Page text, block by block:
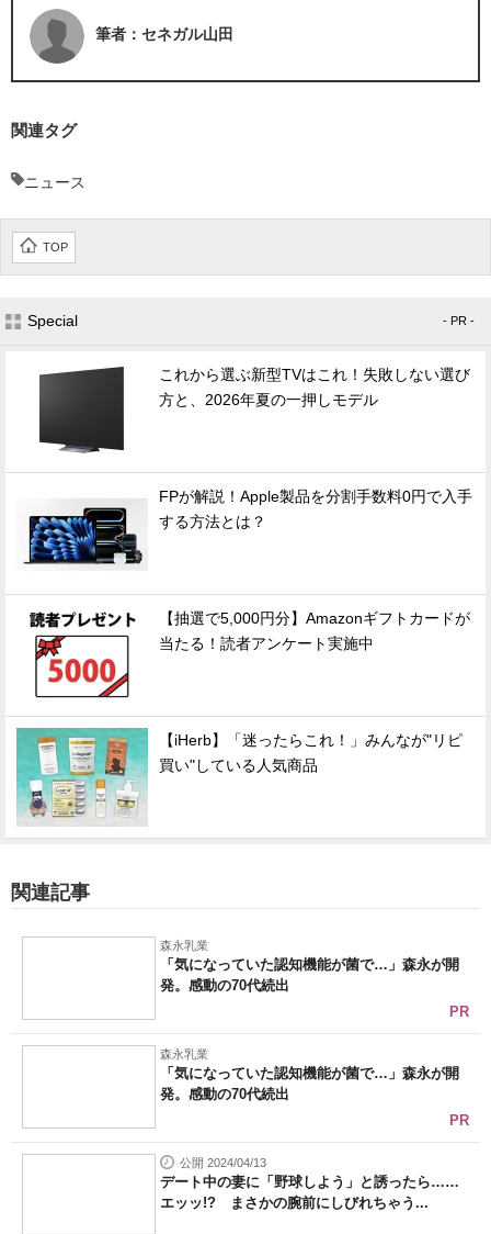
筆者：セネガル山田
関連タグ
ニュース
TOP
Special - PR -
これから選ぶ新型TVはこれ！失敗しない選び
方と、2026年夏の一押しモデル
FPが解説！Apple製品を分割手数料0円で入手
する方法とは？
【抽選で5,000円分】Amazonギフトカードが
当たる！読者アンケート実施中
【iHerb】「迷ったらこれ！」みんなが"リピ
買い"している人気商品
関連記事
森永乳業
「気になっていた認知機能が菌で…」森永が開
発。感動の70代続出
PR
森永乳業
「気になっていた認知機能が菌で…」森永が開
発。感動の70代続出
PR
公開 2024/04/13
デート中の妻に「野球しよう」と誘ったら……
エッッ!? まさかの腕前にしびれちゃう...